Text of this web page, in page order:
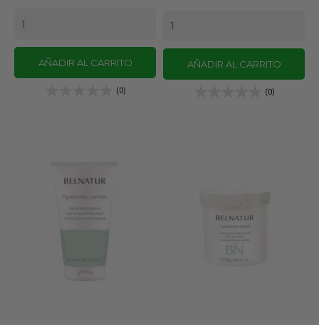
AÑADIR AL CARRITO
(0)
AÑADIR AL CARRITO
(0)